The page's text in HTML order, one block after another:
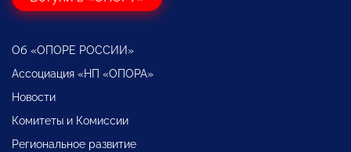
Об «ОПОРЕ РОССИИ»
Ассоциация «НП «ОПОРА»
Новости
Комитеты и Комиссии
Региональное развитие